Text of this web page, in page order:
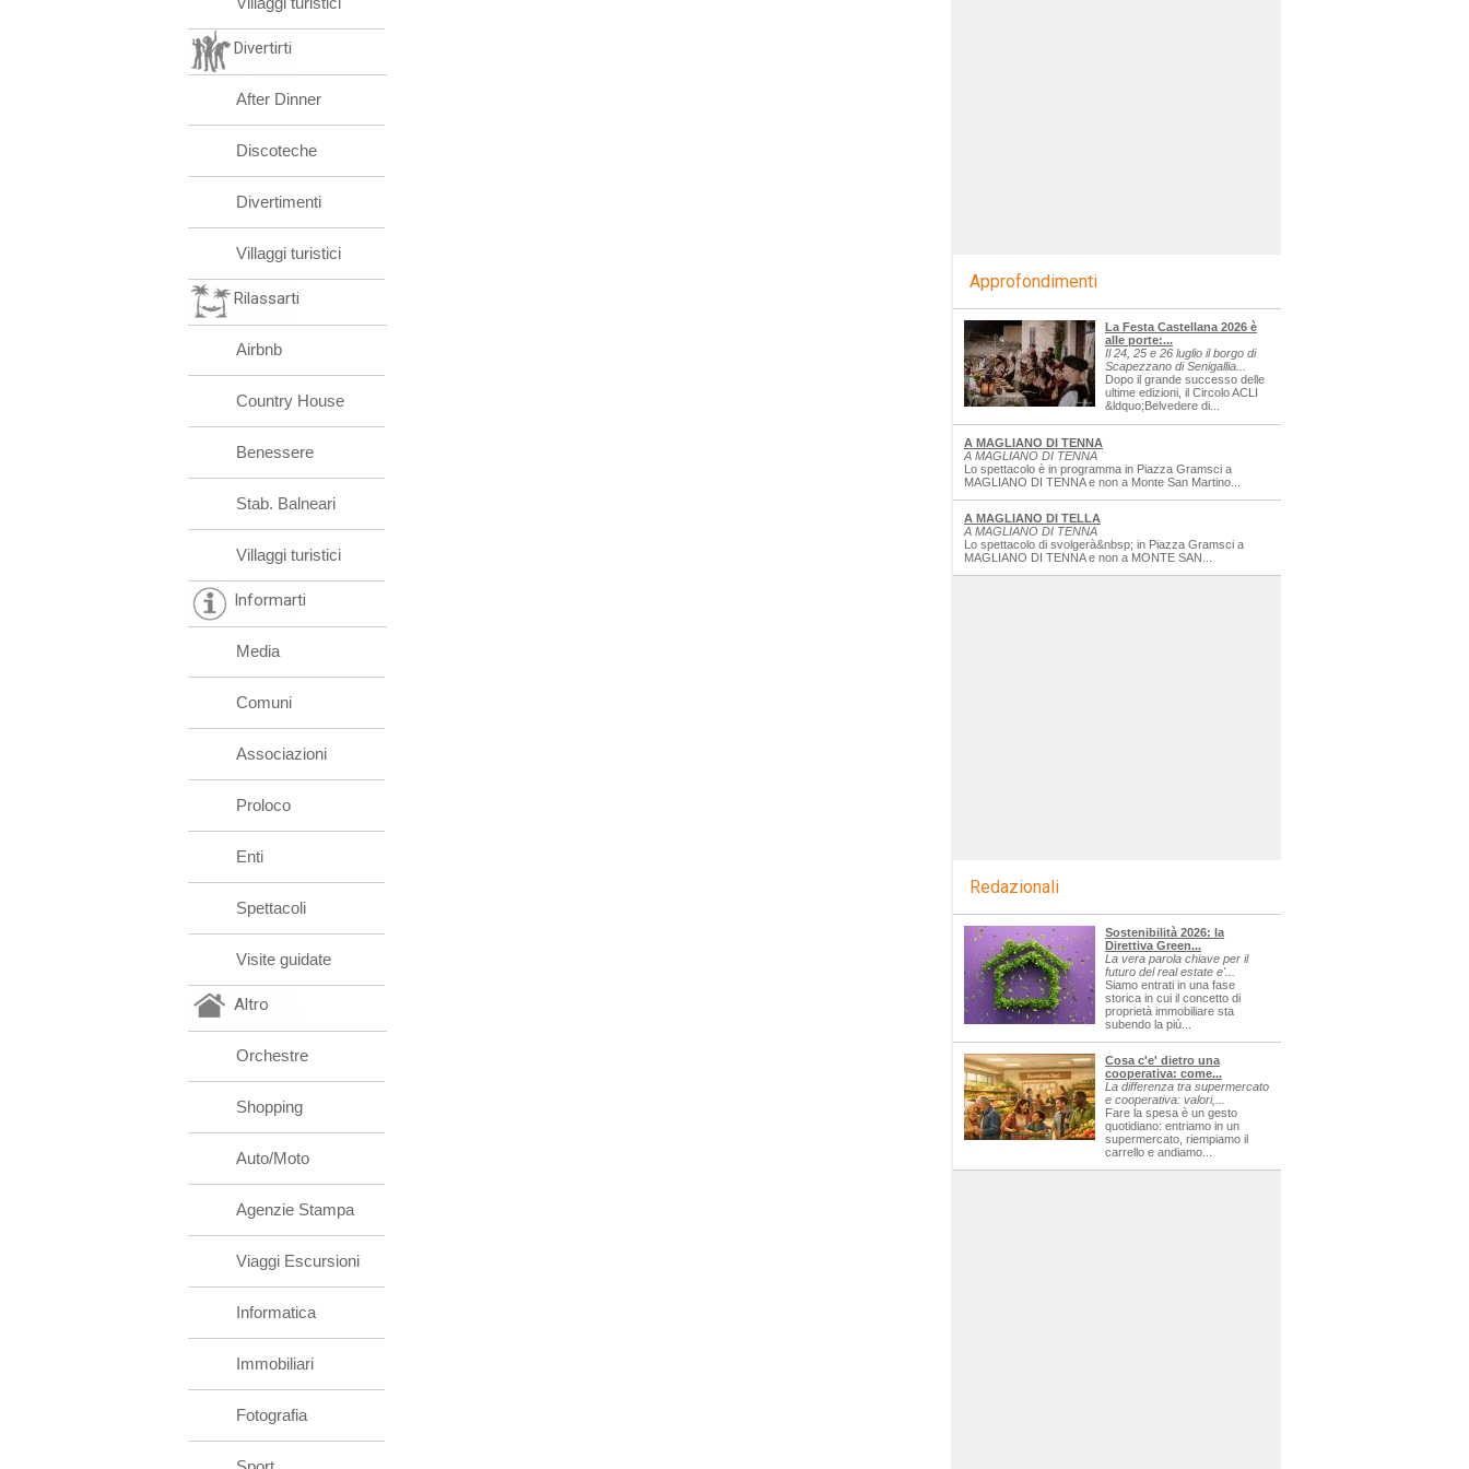
Divertirti
After Dinner
Discoteche
Divertimenti
Villaggi turistici
Rilassarti
Airbnb
Country House
Benessere
Stab. Balneari
Villaggi turistici
Informarti
Media
Comuni
Associazioni
Proloco
Enti
Spettacoli
Visite guidate
Altro
Orchestre
Shopping
Auto/Moto
Agenzie Stampa
Viaggi Escursioni
Informatica
Immobiliari
Fotografia
Approfondimenti
La Festa Castellana 2026 è
alle porte:...
Il 24, 25 e 26 luglio il borgo di
Scapezzano di Senigallia...
Dopo il grande successo delle
ultime edizioni, il Circolo ACLI
&ldquo;Belvedere di...
A MAGLIANO DI TENNA
A MAGLIANO DI TENNA
Lo spettacolo è in programma in Piazza Gramsci a
MAGLIANO DI TENNA e non a Monte San Martino...
A MAGLIANO DI TELLA
A MAGLIANO DI TENNA
Lo spettacolo di svolgerà&nbsp; in Piazza Gramsci a
MAGLIANO DI TENNA e non a MONTE SAN...
Redazionali
Sostenibilità 2026: la
Direttiva Green...
La vera parola chiave per il
futuro del real estate e'...
Siamo entrati in una fase
storica in cui il concetto di
proprietà immobiliare sta
subendo la più...
Cosa c'e' dietro una
cooperativa: come...
La differenza tra supermercato
e cooperativa: valori,...
Fare la spesa è un gesto
quotidiano: entriamo in un
supermercato, riempiamo il
carrello e andiamo...